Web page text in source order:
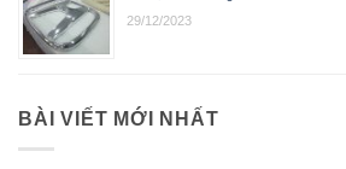
29/12/2023
BÀI VIẾT MỚI NHẤT